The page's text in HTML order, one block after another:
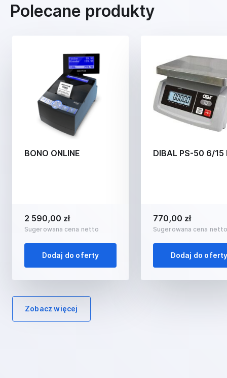
Polecane produkty
BONO ONLINE
2 590,00 zł
Sugerowana cena netto
Dodaj do oferty
DIBAL PS-50 6/15
770,00 zł
Sugerowana cena
Dodaj do
Zobacz więcej